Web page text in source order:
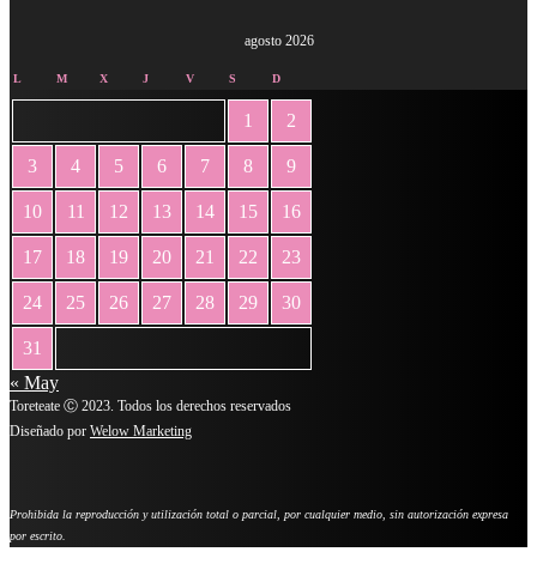
agosto 2026
L M X J V S D
1 2
3 4 5 6 7 8 9
10 11 12 13 14 15 16
17 18 19 20 21 22 23
24 25 26 27 28 29 30
31
« May
Toreteate Ⓒ 2023. Todos los derechos reservados
Diseñado por Welow Marketing
Prohibida la reproducción y utilización total o parcial, por cualquier medio, sin autorización expresa
por escrito.